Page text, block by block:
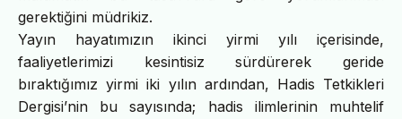
gerektiğini müdrikiz.
Yayın hayatımızın ikinci yirmi yılı içerisinde,
faaliyetlerimizi kesintisiz sürdürerek geride
bıraktığımız yirmi iki yılın ardından, Hadis Tetkikleri
Dergisi’nin bu sayısında; hadis ilimlerinin muhtelif